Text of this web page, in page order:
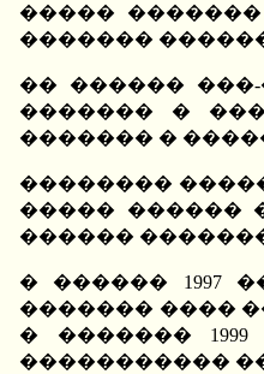
�����
�������
�� ������
������� �
������� �
��������
����� ������
������
� ������ 1997
������� ����
� �������
�����������